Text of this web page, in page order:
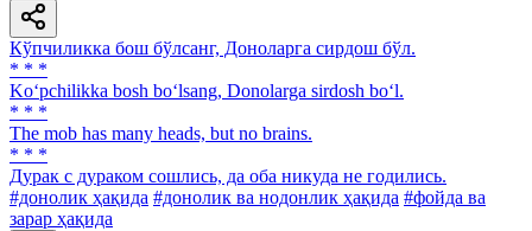
Кўпчиликка бош бўлсанг, Доноларга сирдош бўл.
* * *
Ko‘pchilikka bosh bo‘lsang, Donolarga sirdosh bo‘l.
* * *
The mob has many heads, but no brains.
* * *
Дурак с дураком сошлись, да оба никуда не годились.
#донолик ҳақида #донолик ва нодонлик ҳақида #фойда ва
зарар ҳақида